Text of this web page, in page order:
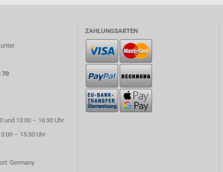
70
und 13:00 – 16:30 Uhr
– 15:30 Uhr
Germany
ZAHLUNGSARTEN